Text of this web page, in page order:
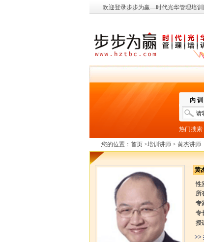
欢迎登录步步为赢—时代光华管理培训
内 训
热门搜索
您的位置： 首页 >培训讲师 > 黄杰讲师
黄
性
所
专
专
授
>>